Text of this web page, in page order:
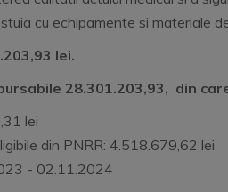
cu echipamente si materiale
lei.
28.301.203,93, din
lei
din PNRR: 4.518.679,62 lei
- 02.11.2024